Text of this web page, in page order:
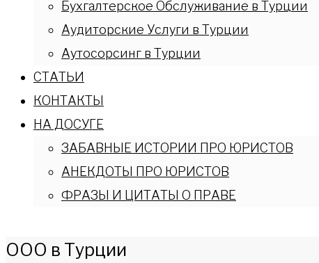
Бухгалтерское Обслуживание в Турции
Аудиторские Услуги в Турции
Аутосорсинг в Турции
СТАТЬИ
КОНТАКТЫ
НА ДОСУГЕ
ЗАБАВНЫЕ ИСТОРИИ ПРО ЮРИСТОВ
АНЕКДОТЫ ПРО ЮРИСТОВ
ФРАЗЫ И ЦИТАТЫ О ПРАВЕ
ООО в Турции